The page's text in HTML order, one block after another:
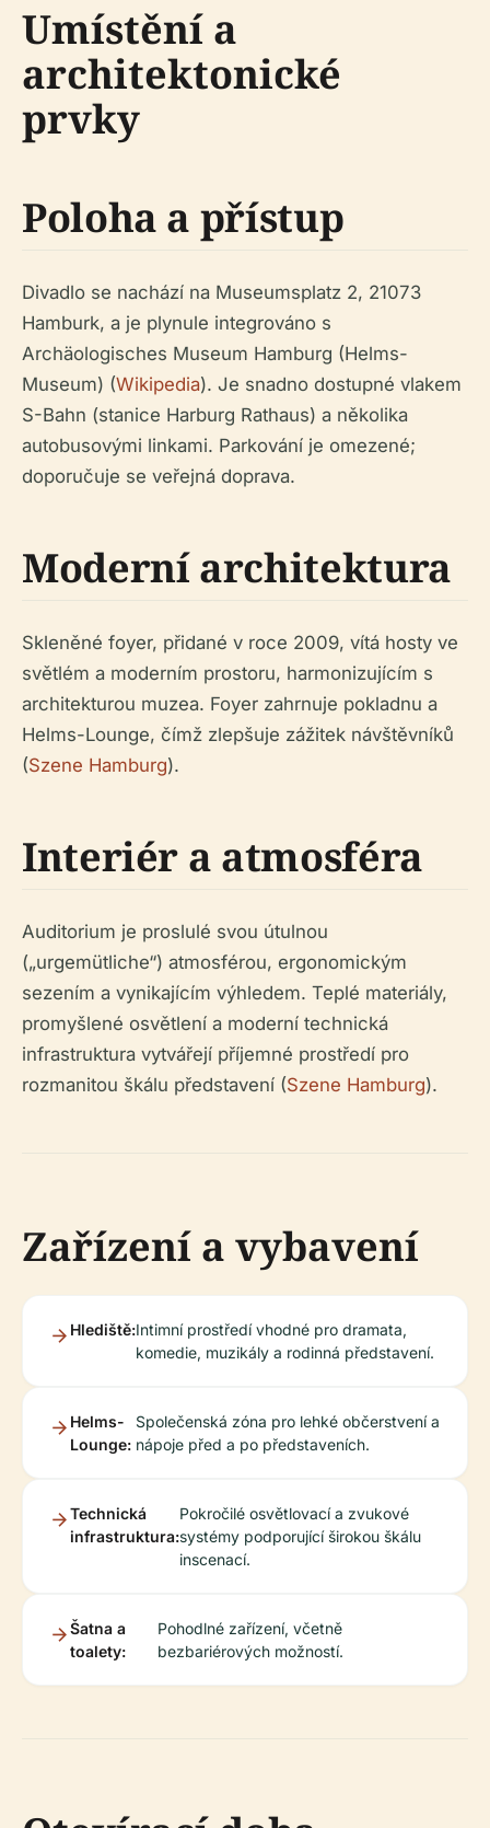
Umístění a
architektonické
prvky
Poloha a přístup
Divadlo se nachází na Museumsplatz 2, 21073
Hamburk, a je plynule integrováno s
Archäologisches Museum Hamburg (Helms-
Museum) (Wikipedia). Je snadno dostupné vlakem
S-Bahn (stanice Harburg Rathaus) a několika
autobusovými linkami. Parkování je omezené;
doporučuje se veřejná doprava.
Moderní architektura
Skleněné foyer, přidané v roce 2009, vítá hosty ve
světlém a moderním prostoru, harmonizujícím s
architekturou muzea. Foyer zahrnuje pokladnu a
Helms-Lounge, čímž zlepšuje zážitek návštěvníků
(Szene Hamburg).
Interiér a atmosféra
Auditorium je proslulé svou útulnou
(„urgemütliche“) atmosférou, ergonomickým
sezením a vynikajícím výhledem. Teplé materiály,
promyšlené osvětlení a moderní technická
infrastruktura vytvářejí příjemné prostředí pro
rozmanitou škálu představení (Szene Hamburg).
Zařízení a vybavení
Hlediště:Intimní prostředí vhodné pro dramata,
komedie, muzikály a rodinná představení.
Helms-
Lounge:
Společenská zóna pro lehké občerstvení a
nápoje před a po představeních.
Technická
infrastruktura:
Pokročilé osvětlovací a zvukové
systémy podporující širokou škálu
inscenací.
Šatna a
toalety:
Pohodlné zařízení, včetně
bezbariérových možností.